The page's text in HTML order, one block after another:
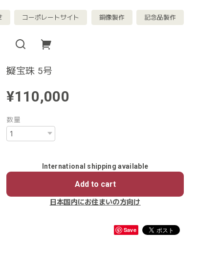
コーポレートサイト 銅像製作 記念品製作
擬宝珠 5号
¥110,000
数量
International shipping available
Add to cart
日本国内にお住まいの方向け
Save